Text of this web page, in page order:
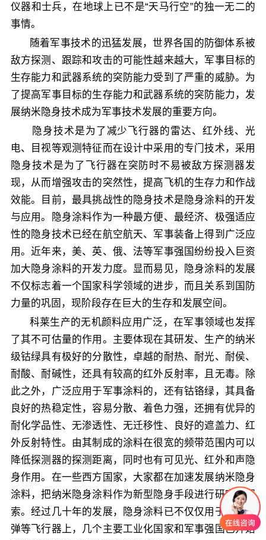
仪器和士兵，在地球上已不是“天马行空”的独一无二的
事情。
随着军事技术的迅猛发展，世界各国的防御体系被
敌方探测、跟踪和攻击的可能性越来越大，军事目标的
生存能力和武器系统的突防能力受到了严重的威胁。为
了提高军事目标的生存能力和武器系统的突防能力，发
展纳米隐身技术成为军事技术发展的重要方向。
隐身技术是为了减少飞行器的雷达、红外线、光
电、目视等观测特征而在设计中采用的专门技术，采用
隐身技术是为了飞行器在突防时不易被敌方探测器发
现，从而增强攻击的突然性，提高飞机的生存力和作战
效能。目前，最具挑战性的隐身技术是隐身涂料的开发
与应用。隐身涂料作为一种最方便、最经济、极强适应
性的隐身技术已经在航空航天、军事装备上得到广泛应
用。近年来，美、英、俄、法等军事强国纷纷投入巨资
加大隐身涂料的开发力度。显而易见，隐身涂料的发展
不仅标志着一个国家科学领域的进步，而且关系到国防
力量的巩固，现阶段存在巨大的生存和发展空间。
科莱生产的无机颜料应用广泛，在军事领域也发挥
了其不可估量的作用。主要体现在其研发、生产的纳米
级钴绿具有极好的分散性，卓越的耐热、耐光、耐侯、
耐酸、耐碱性，还具有较高的红外反射率，且无毒。除
此之外，广泛应用于军事涂料的，还有钴铬绿，其具备
良好的热稳定性，容易分散、着色力强，还拥有优异的
耐化学品性、无渗透性、无迁移性、良好的遮盖力、红
外反射特性。由其制成的涂料在很宽的频带范围内可以
降低探测器的探测距离，同时也有可见光、红外和声隐
身作用。在一些西方国家，大家都在加速发展纳米隐身
涂料，把纳米隐身涂料作为新型隐身手段进行研究和探
索。经过几十年的发展，隐身涂料已不仅仅用于飞航导
弹等飞行器上，几个主要工业化国家和军事强国已开始